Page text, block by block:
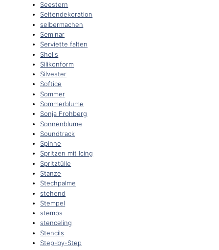
Seestern
Seitendekoration
selbermachen
Seminar
Serviette falten
Shells
Silikonform
Silvester
Softice
Sommer
Sommerblume
Sonja Frohberg
Sonnenblume
Soundtrack
Spinne
Spritzen mit Icing
Spritztülle
Stanze
Stechpalme
stehend
Stempel
stemps
stenceling
Stencils
Step-by-Step